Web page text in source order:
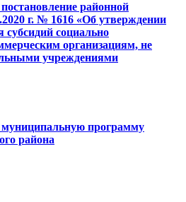
районной
г. № 1616 «Об утверждении
субсидий социально
организациям, не
учреждениями
программу
района